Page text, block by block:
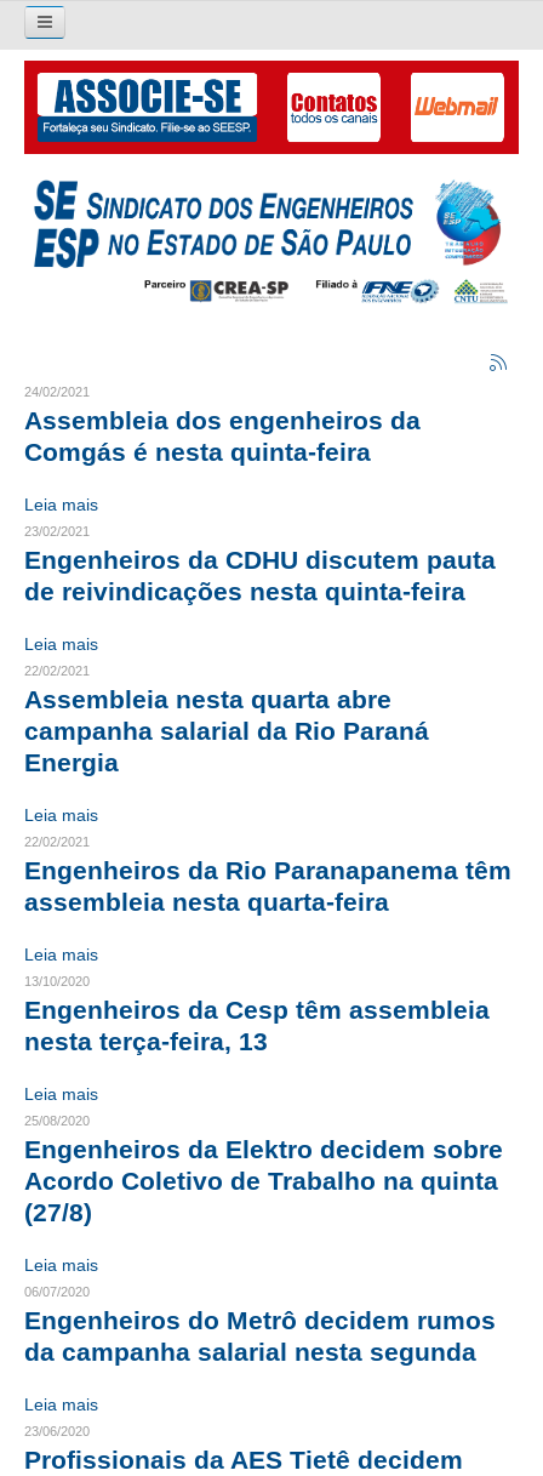
Pesquisar...
O SINDICATO
APRESENTAÇÃO
PALAVRA DO PRESIDENTE
LIVRO GESTÃO 2026-2029
ORGANOGRAMA
CRESCE BRASIL
CONSELHO TECNOLÓGICO
COMPOSIÇÃO
PERSONALIDADES DA TECNOLOGIA
NÚCLEO DA MULHER ENGENHEIRA
JURÍDICO
CONSULTORIA
CONTRIBUIÇÕES
CONTRIBUIÇÃO ASSISTENCIAL
CONTRIBUIÇÃO ASSOCIATIVA OU ANUIDADE DE SÓCIO
REVISÃO DE APOSENTADORIA
FGTS CORREÇÃO
24/02/2021
Assembleia dos engenheiros da
Comgás é nesta quinta-feira
Leia mais
23/02/2021
Engenheiros da CDHU discutem pauta
de reivindicações nesta quinta-feira
Leia mais
22/02/2021
Assembleia nesta quarta abre
campanha salarial da Rio Paraná
Energia
Leia mais
22/02/2021
Engenheiros da Rio Paranapanema têm
assembleia nesta quarta-feira
Leia mais
13/10/2020
Engenheiros da Cesp têm assembleia
nesta terça-feira, 13
Leia mais
25/08/2020
Engenheiros da Elektro decidem sobre
Acordo Coletivo de Trabalho na quinta
(27/8)
Leia mais
06/07/2020
Engenheiros do Metrô decidem rumos
da campanha salarial nesta segunda
Leia mais
23/06/2020
Profissionais da AES Tietê decidem